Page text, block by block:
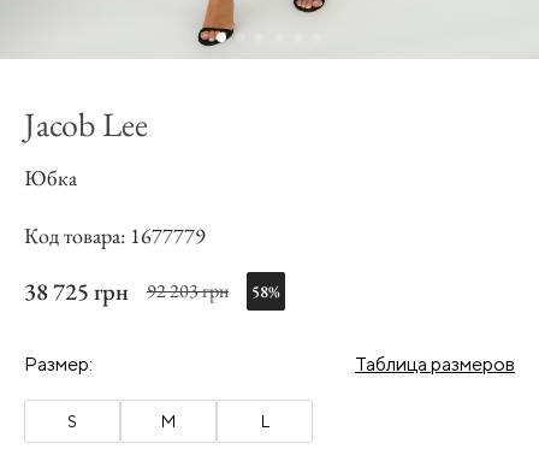
Jacob Lee
Юбка
Код товара: 1677779
38 725 грн 92 203 грн 58%
Размер: Таблица размеров
S M L